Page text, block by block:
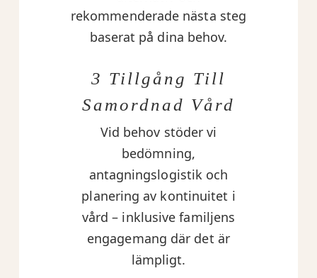
rekommenderade nästa steg
baserat på dina behov.
3 Tillgång Till
Samordnad Vård
Vid behov stöder vi
bedömning,
antagningslogistik och
planering av kontinuitet i
vård – inklusive familjens
engagemang där det är
lämpligt.